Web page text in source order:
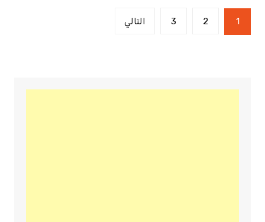
تعدد
صفحات
1
2
3 التالي